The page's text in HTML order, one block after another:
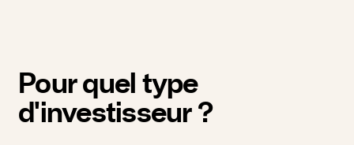
Pour quel type
d'investisseur ?